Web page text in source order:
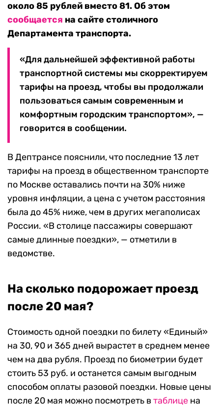
около 85 рублей вместо 81. Об этом
сообщается на сайте столичного
Департамента транспорта.
«Для дальнейшей эффективной работы
транспортной системы мы скорректируем
тарифы на проезд, чтобы вы продолжали
пользоваться самым современным и
комфортным городским транспортом», —
говорится в сообщении.
В Дептрансе пояснили, что последние 13 лет
тарифы на проезд в общественном транспорте
по Москве оставались почти на 30% ниже
уровня инфляции, а цена с учетом расстояния
была до 45% ниже, чем в других мегаполисах
России. «В столице пассажиры совершают
самые длинные поездки», — отметили в
ведомстве.
На сколько подорожает проезд
после 20 мая?
Стоимость одной поездки по билету «Единый»
на 30, 90 и 365 дней вырастет в среднем менее
чем на два рубля. Проезд по биометрии будет
стоить 53 руб. и останется самым выгодным
способом оплаты разовой поездки. Новые цены
после 20 мая можно посмотреть в таблице на